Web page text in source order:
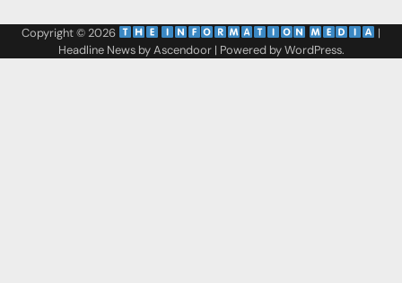
Copyright © 2026
|
Headline News byAscendoor| Powered byWordPress.